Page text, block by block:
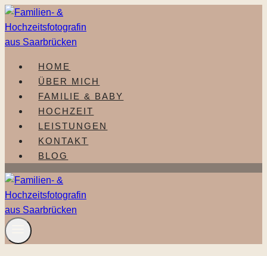
Zum
Inhalt
springen
HOME
ÜBER MICH
FAMILIE & BABY
HOCHZEIT
LEISTUNGEN
KONTAKT
BLOG